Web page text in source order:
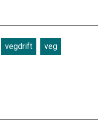
vegdrift veg